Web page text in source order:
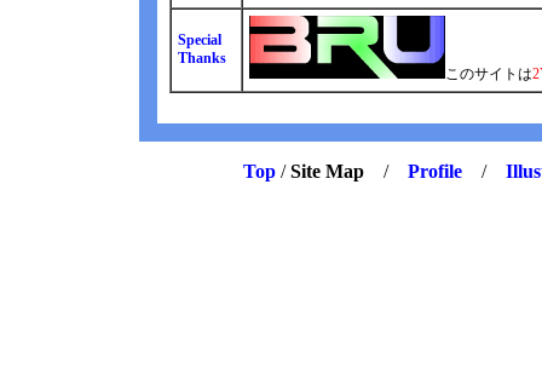
Special
Thanks
このサイトは
Top /Site Map / Profile /